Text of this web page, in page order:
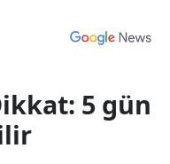
5 gün